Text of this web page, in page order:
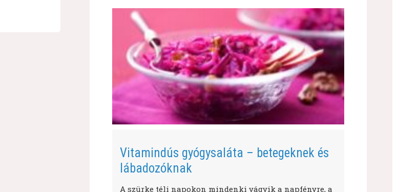
Vitamindús gyógysaláta – betegeknek és
lábadozóknak
A szürke téli napokon mindenki vágyik a napfényre, a